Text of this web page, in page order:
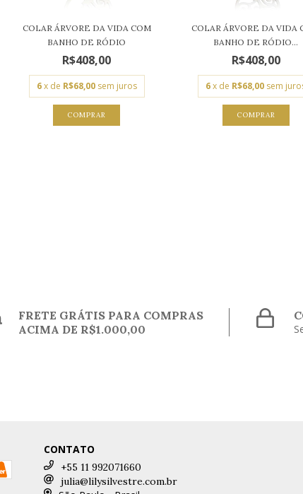
COLAR ÁRVORE DA VIDA COM
BANHO DE RÓDIO
R$408,00
6 x de R$68,00 sem juros
COMPRAR
COLAR ÁRVORE DA VIDA
BANHO DE RÓDIO...
R$408,00
6x de R$68,00 sem
COMPRAR
FRETE GRÁTIS PARA COMPRAS
ACIMA DE R$1.000,00
CONTATO
+55 11 992071660
julia@lilysilvestre.com.br